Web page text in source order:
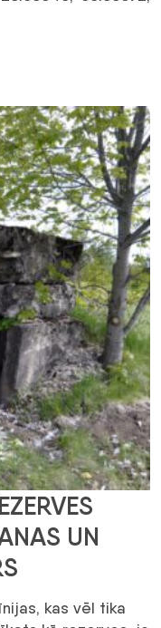
UN
kas vēl tika